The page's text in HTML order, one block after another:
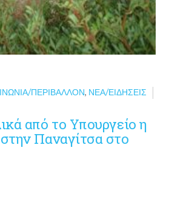
ΠΕΡΙΒΆΛΛΟΝ, ΝΈΑ/ΕΙΔΉΣΕΙΣ
από το Υπουργείο η
Παναγίτσα στο